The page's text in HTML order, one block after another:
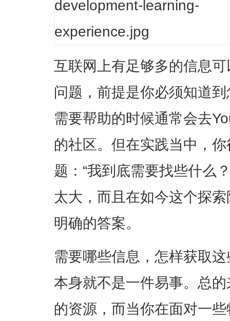
互联网上有足够多的信息
问题，前提是你必须知道
需要帮助的时候通常会去
的社区。但在实践当中，
题：“我到底需要找些什么
太大，而且在如今这个探
明确的答案。
需要哪些信息，怎样获取
本身就不是一件易事。总
的资源，而当你在面对一